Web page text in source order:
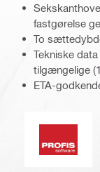
fastgørelse
To
Tekniske
tilgængelige
ETA-
PROFIS-